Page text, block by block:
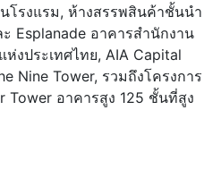
โรงแรม, ห้างสรรพสินค้าชั้นนำ
Esplanade อาคารสำนักงาน
งประเทศไทย, AIA Capital
Nine Tower, รวมถึงโครงการ
Tower อาคารสูง 125 ชั้นที่สูง